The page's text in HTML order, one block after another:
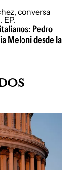
Pedro
Meloni desde la